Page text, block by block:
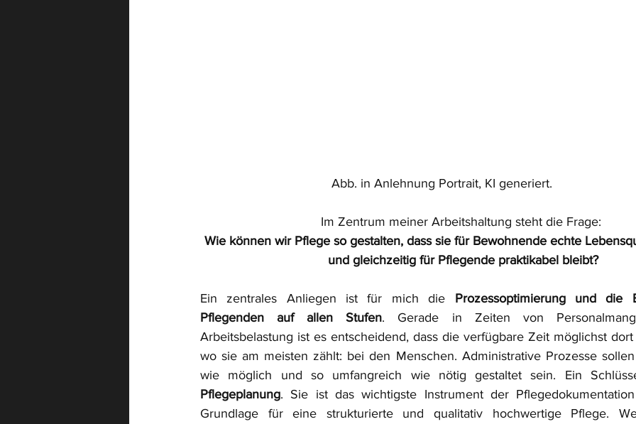
                                     Abb. in Anlehnung Portrait, KI generiert.
Im Zentrum meiner Arbeitshaltung steht die Frage:
Wie können wir Pflege so gestalten, dass sie für Bewohnende echte
und gleichzeitig für Pflegende praktikabel bleibt?
Ein zentrales Anliegen ist für mich die Prozessoptimierung und die
Pflegenden auf allen Stufen. Gerade in Zeiten von
Arbeitsbelastung ist es entscheidend, dass die verfügbare Zeit möglichst
wo sie am meisten zählt: bei den Menschen. Administrative Prozesse
Pflegeplanung. Sie ist das wichtigste Instrument der
Grundlage für eine strukturierte und qualitativ hochwertige Pflege.